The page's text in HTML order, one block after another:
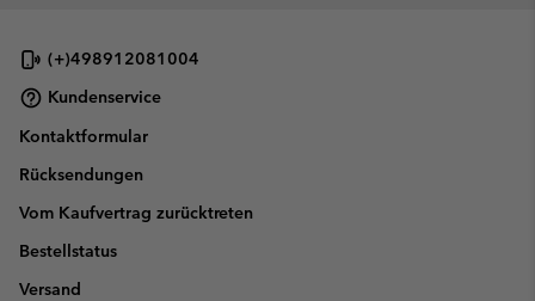
(+)498912081004
Kundenservice
Kontaktformular
Rücksendungen
Vom Kaufvertrag zurücktreten
Bestellstatus
Versand